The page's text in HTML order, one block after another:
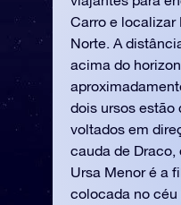
Carro e localizar
Norte. A
acima do
dois ursos estão
voltados em
cauda de Draco,
Ursa Menor é a
colocada no céu